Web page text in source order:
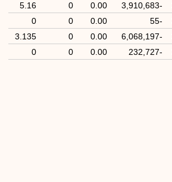
-3,910,683
0.00
0
5.16
-55
0.00
0
0
-6,068,197
0.00
0
3.135
-232,727
0.00
0
0